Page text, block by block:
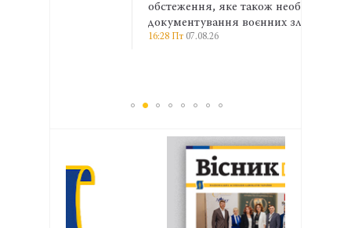
обстеження, яке також необхідне для
документування воєнних злочинів.